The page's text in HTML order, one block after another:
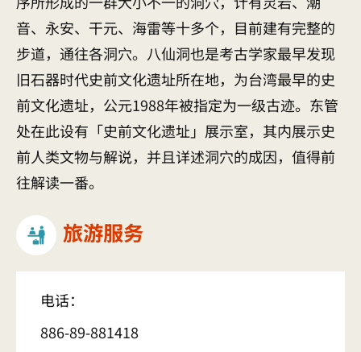
音、永安、干元、海雷等十多个，目前建有完整的
步道，通往各洞穴。八仙洞也是考古学家最早发现
旧石器时代史前文化遗址所在地，为台湾最早的史
前文化遗址，公元1988年被指定为一级古迹。东管
处在此设有「史前文化遗址」展示室，其内展示史
前人类文物与解说，并且详述洞穴的成因，值得前
往解读一番。
旅游服务
电话：
886-89-881418